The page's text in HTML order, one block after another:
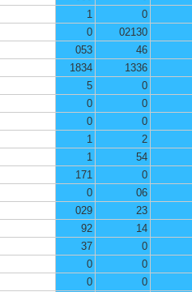
1
0
0
02130
053
46
1834
1336
5
0
0
0
0
0
1
2
1
54
171
0
0
06
029
23
92
14
37
0
0
0
0
0